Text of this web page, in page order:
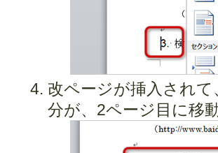
改ページが挿入され
分が、2ページ目に移